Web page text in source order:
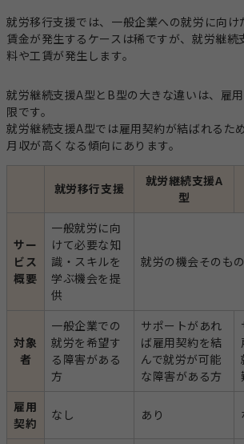
就労移行支援では、一般企業への就労に向け
賃金が発生するケースは稀ですが、就労継
料や工賃が発生します。
就労継続支援A型とB型の大きな違いは、雇
限です。
就労継続支援A型では雇用契約が結ばれるた
月収が高くなる傾向にあります。
就労移行支援
就労継続支援A
型
サー
ビス
概要
一般就労に向
けて必要な知
識・スキルを
学ぶ機会を提
供
就労の機会そのも
対象
者
一般企業での
就労を希望す
る障害がある
方
サポートがあれ
ば雇用契約を結
んで就労が可能
な障害がある方
雇用
契約
なし あり